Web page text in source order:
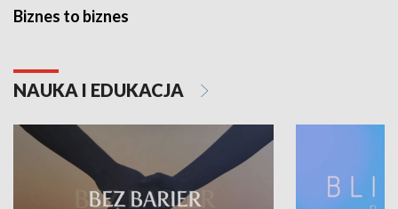
Biznes to biznes
NAUKA I EDUKACJA